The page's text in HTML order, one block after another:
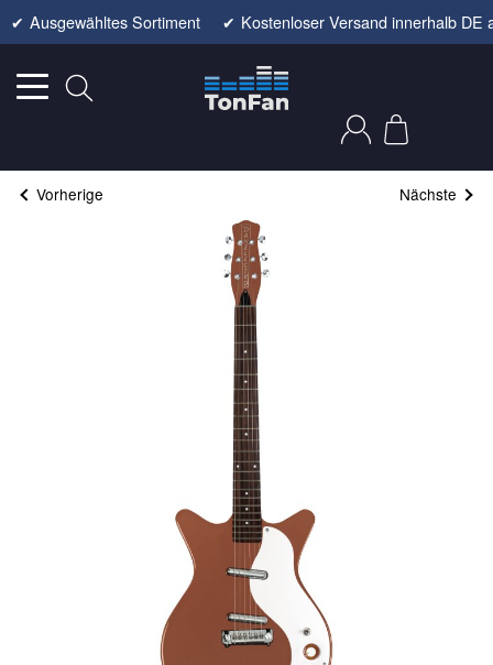
✔ Ausgewähltes Sortiment ✔ Kostenloser Versand innerhalb DE
Vorherige Nächste